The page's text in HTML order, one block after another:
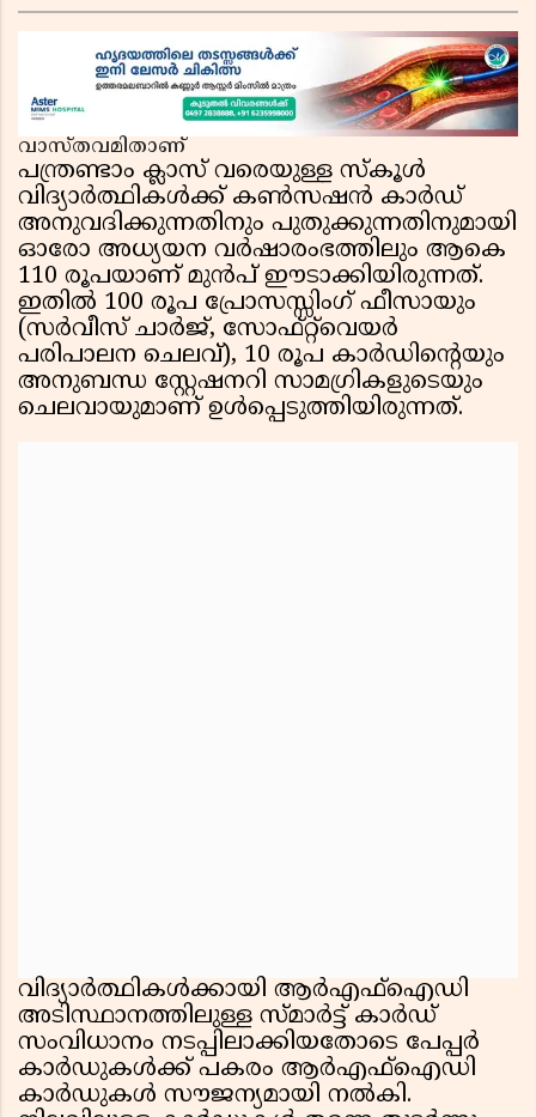
അന്വേഷണത്തിന് അഞ്ചംഗ വിജിലൻസ് സംഘം
വാസ്തവമിതാണ്
പന്ത്രണ്ടാം ക്ലാസ് വരെയുള്ള സ്കൂൾ
വിദ്യാർത്ഥികൾക്ക് കൺസഷൻ കാർഡ്
അനുവദിക്കുന്നതിനും പുതുക്കുന്നതിനുമായി
ഓരോ അധ്യയന വർഷാരംഭത്തിലും ആകെ
110 രൂപയാണ് മുൻപ് ഈടാക്കിയിരുന്നത്.
ഇതിൽ 100 രൂപ പ്രോസസ്സിംഗ് ഫീസായും
(സർവീസ് ചാർജ്, സോഫ്റ്റ്‌വെയർ
പരിപാലന ചെലവ്), 10 രൂപ കാർഡിൻ്റെയും
അനുബന്ധ സ്റ്റേഷനറി സാമഗ്രികളുടെയും
ചെലവായുമാണ് ഉൾപ്പെടുത്തിയിരുന്നത്.
വിദ്യാർത്ഥികൾക്കായി ആർഎഫ്ഐഡി
അടിസ്ഥാനത്തിലുള്ള സ്മാർട്ട് കാർഡ്
സംവിധാനം നടപ്പിലാക്കിയതോടെ പേപ്പർ
കാർഡുകൾക്ക് പകരം ആർഎഫ്ഐഡി
കാർഡുകൾ സൗജന്യമായി നൽകി.